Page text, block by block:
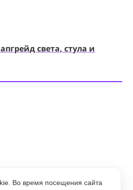
Во время посещения сайта
света, стула и